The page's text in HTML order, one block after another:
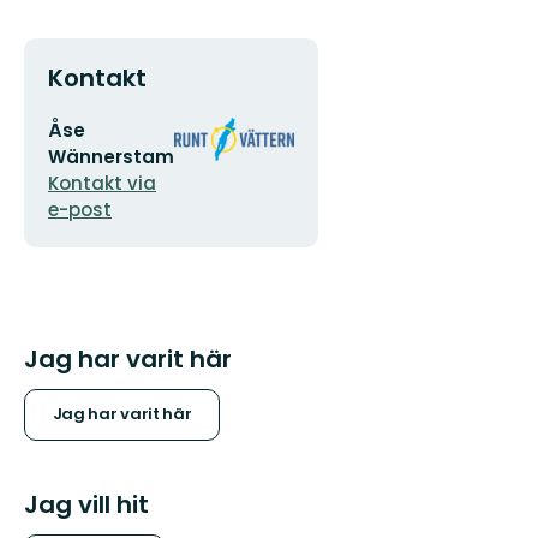
Kontakt
E-
postadress
Åse
Wännerstam
Kontakt via
e-post
Organisationens
logotyp
Jag har varit här
Jag har varit här
Jag vill hit